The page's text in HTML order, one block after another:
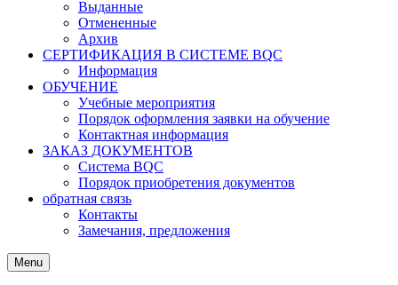
Выданные
Отмененные
Архив
СЕРТИФИКАЦИЯ В СИСТЕМЕ BQC
Информация
ОБУЧЕНИЕ
Учебные мероприятия
Порядок оформления заявки на обучение
Контактная информация
ЗАКАЗ ДОКУМЕНТОВ
Система BQC
Порядок приобретения документов
обратная связь
Контакты
Замечания, предложения
Menu